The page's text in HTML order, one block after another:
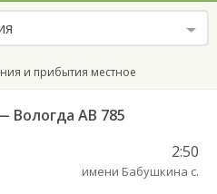
и прибытия местное
Вологда АВ 785
2:50
имени Бабушкина с.